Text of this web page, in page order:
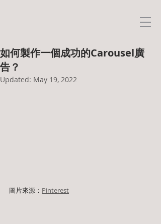
如何製作一個成功的Carousel廣
告？
Updated: May 19, 2022
圖片來源： Pinterest